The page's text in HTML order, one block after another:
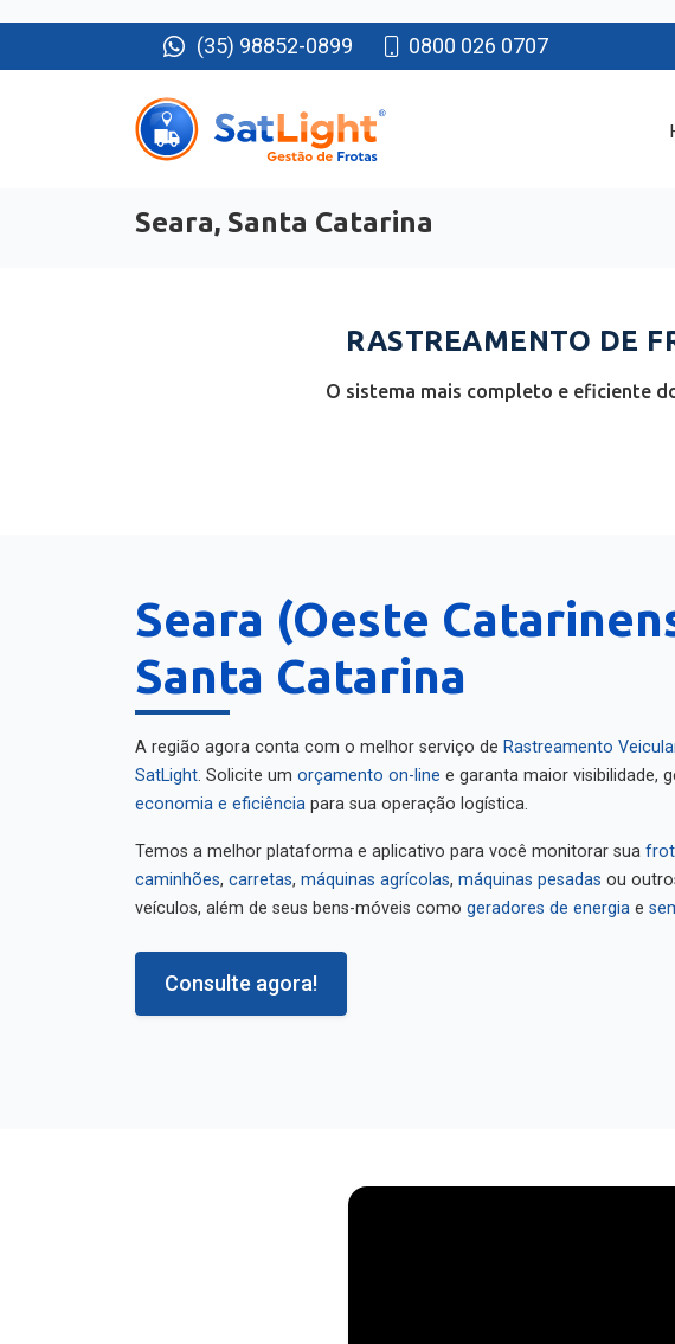
(35) 98852-0899 0800 026 0707
Seara, Santa Catarina
RASTREAMENTO DE
O sistema mais completo e eficiente
Seara (Oeste
Santa Catarina
A região agora conta com o melhor serviço de Rastreamento Veicular
SatLight
. Solicite um orçamento on-line
e garanta maior visibilidade,
economia e eficiência
para sua operação logística.
Temos a melhor plataforma e aplicativo para você monitorar sua frota
caminhões
máquinas agrícolas máquinas pesadas
ou
veículos, além de seus bens-móveis como
geradores de energia
Consulte agora!